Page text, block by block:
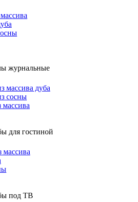
журнальные
массива дуба
сосны
для гостиной
массива
под ТВ